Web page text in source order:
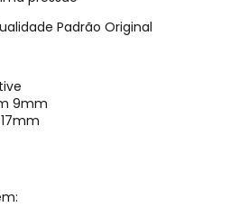
Padrão Original
9mm